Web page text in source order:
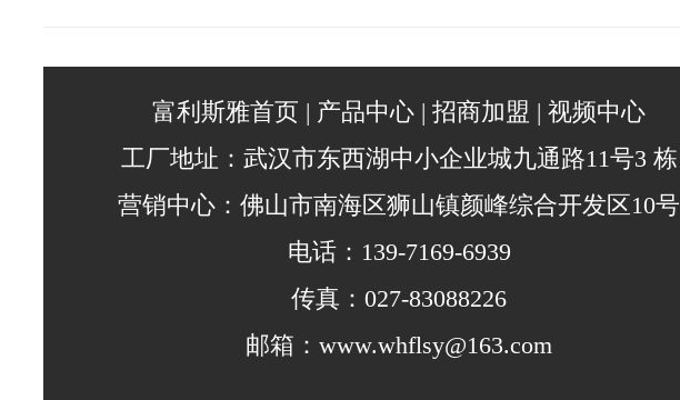
富利斯雅首页 | 产品中心 | 招商加盟 | 视频中心
工厂地址：武汉市东西湖中小企业城九通路11号3 栋
营销中心：佛山市南海区狮山镇颜峰综合开发区10号
电话：139-7169-6939
传真：027-83088226
邮箱：www.whflsy@163.com